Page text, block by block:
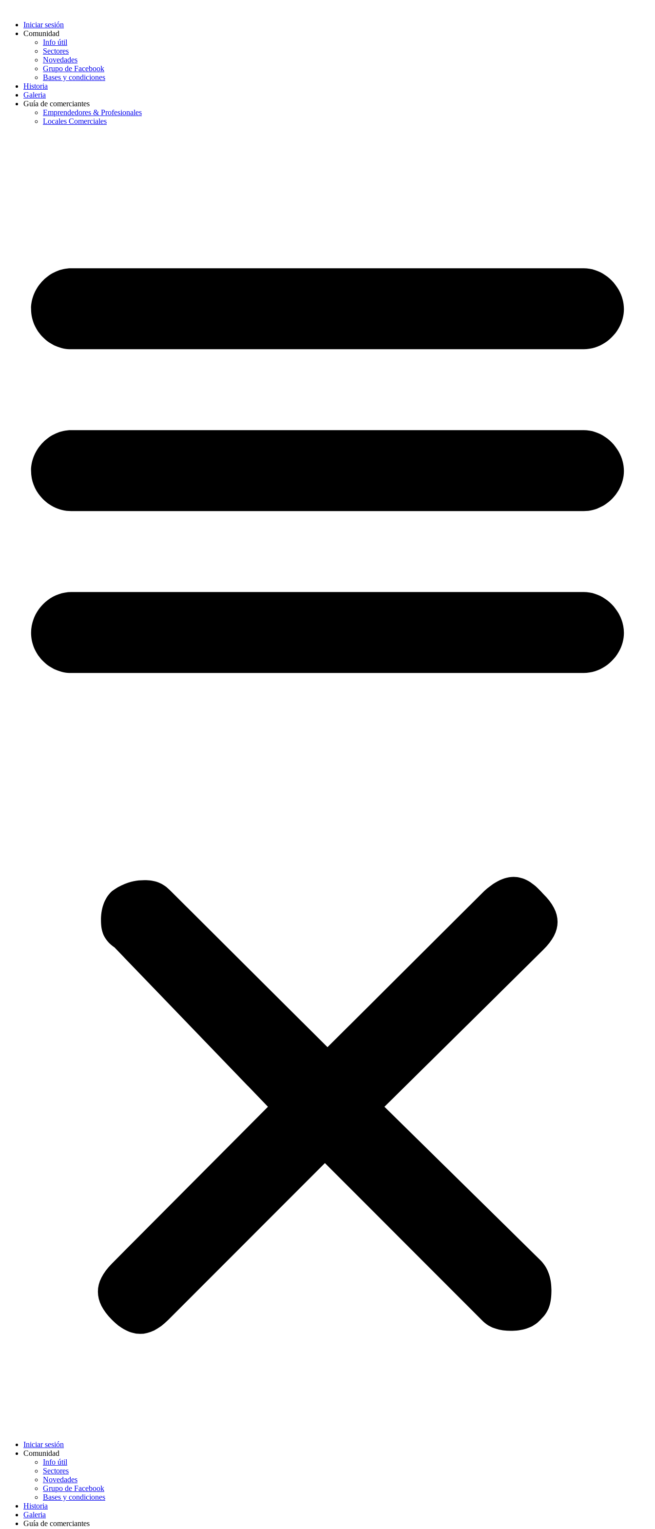
Iniciar sesión
Comunidad
Info útil
Sectores
Novedades
Grupo de Facebook
Bases y condiciones
Historia
Galeria
Guía de comerciantes
Emprendedores & Profesionales
Locales Comerciales
Iniciar sesión
Comunidad
Info útil
Sectores
Novedades
Grupo de Facebook
Bases y condiciones
Historia
Galeria
Guía de comerciantes